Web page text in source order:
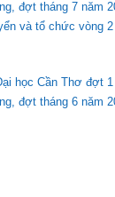
đợt tháng 7 năm
và tổ chức
học Cần Thơ đợt 1
đợt tháng 6 năm